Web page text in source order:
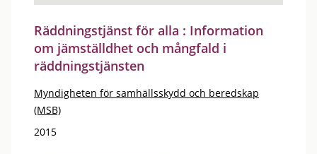
Räddningstjänst för alla : Information
om jämställdhet och mångfald i
räddningstjänsten
Myndigheten för samhällsskydd och beredskap
(MSB)
2015